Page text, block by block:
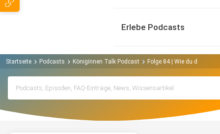
Erlebe Podcasts
Startseite Podcasts Königinnen Talk Podcast Folge 84 | Wie du deinen